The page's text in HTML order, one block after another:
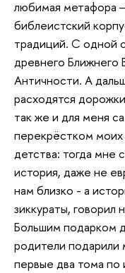
любимая метафора
библеистский
традиций. С одной
древнего Ближнего
Античности. А
расходятся
так же и для меня
перекрёстком моих
детства: тогда мне
история, даже не
нам близко - а
зиккураты, говорил
Большим подарком
родители
первые два тома по